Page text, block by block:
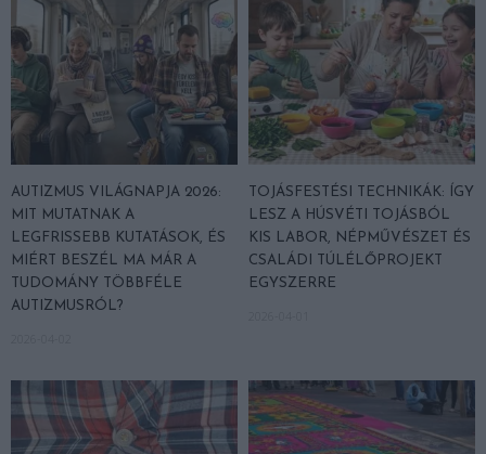
AUTIZMUS VILÁGNAPJA 2026:
MIT MUTATNAK A
LEGFRISSEBB KUTATÁSOK, ÉS
MIÉRT BESZÉL MA MÁR A
TUDOMÁNY TÖBBFÉLE
AUTIZMUSRÓL?
TOJÁSFESTÉSI TECHNIKÁK: ÍGY
LESZ A HÚSVÉTI TOJÁSBÓL
KIS LABOR, NÉPMŰVÉSZET ÉS
CSALÁDI TÚLÉLŐPROJEKT
EGYSZERRE